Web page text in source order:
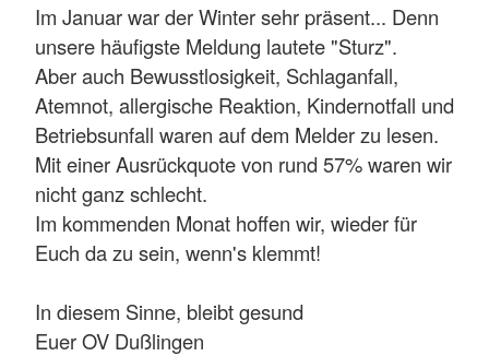
Im Januar war der Winter sehr präsent... Denn
unsere häufigste Meldung lautete "Sturz".
Aber auch Bewusstlosigkeit, Schlaganfall,
Atemnot, allergische Reaktion, Kindernotfall und
Betriebsunfall waren auf dem Melder zu lesen.
Mit einer Ausrückquote von rund 57% waren wir
nicht ganz schlecht.
Im kommenden Monat hoffen wir, wieder für
Euch da zu sein, wenn's klemmt!
In diesem Sinne, bleibt gesund
Euer OV Dußlingen